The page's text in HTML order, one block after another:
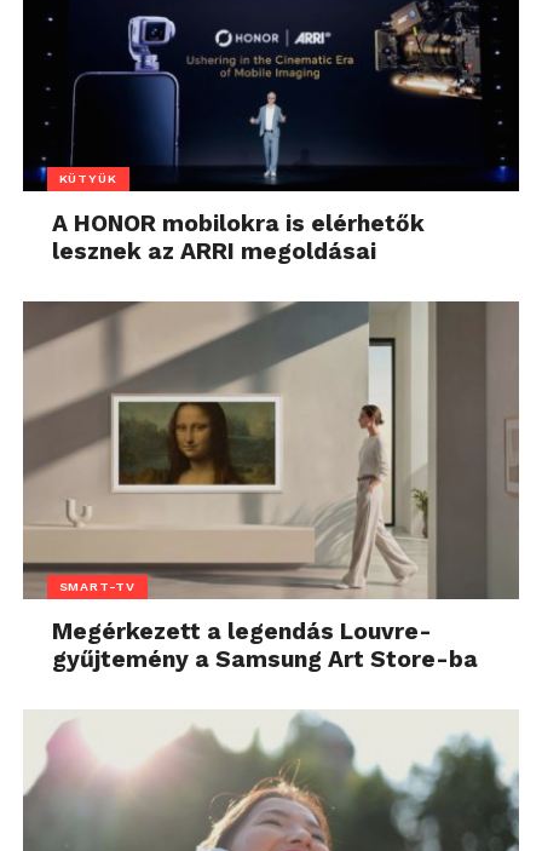
KÜTYÜK
A HONOR mobilokra is elérhetők
lesznek az ARRI megoldásai
SMART-TV
Megérkezett a legendás Louvre-
gyűjtemény a Samsung Art Store-ba